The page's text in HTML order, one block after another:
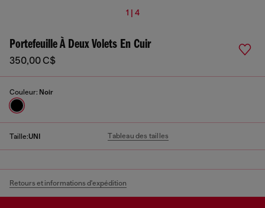
1 | 4
Portefeuille À Deux Volets En Cuir
350,00 C$
Couleur: Noir
Taille:UNI Tableau des tailles
Retours et informations d'expédition